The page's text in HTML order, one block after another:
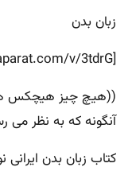
زبان بدن
[aparat id=\”https://www.aparat.com/v/3tdrG/\”]
((هیچ چیز هیچکس
آنگونه که به نظر می
کتاب زبان بدن ایرانی